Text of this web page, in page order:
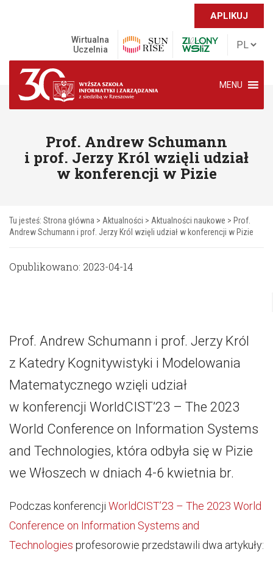
APLIKUJ
Wirtualna
Uczelnia
MENU
Prof. Andrew Schumann
i prof. Jerzy Król wzięli udział
w konferencji w Pizie
Tu jesteś: Strona główna > Aktualności > Aktualności naukowe > Prof.
Andrew Schumann i prof. Jerzy Król wzięli udział w konferencji w Pizie
Opublikowano: 2023-04-14
Prof. Andrew Schumann i prof. Jerzy Król
z Katedry Kognitywistyki i Modelowania
Matematycznego wzięli udział
w konferencji WorldCIST’23 – The 2023
World Conference on Information Systems
and Technologies, która odbyła się w Pizie
we Włoszech w dniach 4-6 kwietnia br.
Podczas konferencji WorldCIST’23 – The 2023 World
Conference on Information Systems and
Technologies profesorowie przedstawili dwa artykuły: